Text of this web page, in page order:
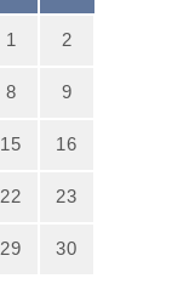
1 2
8 9
15 16
22 23
29 30